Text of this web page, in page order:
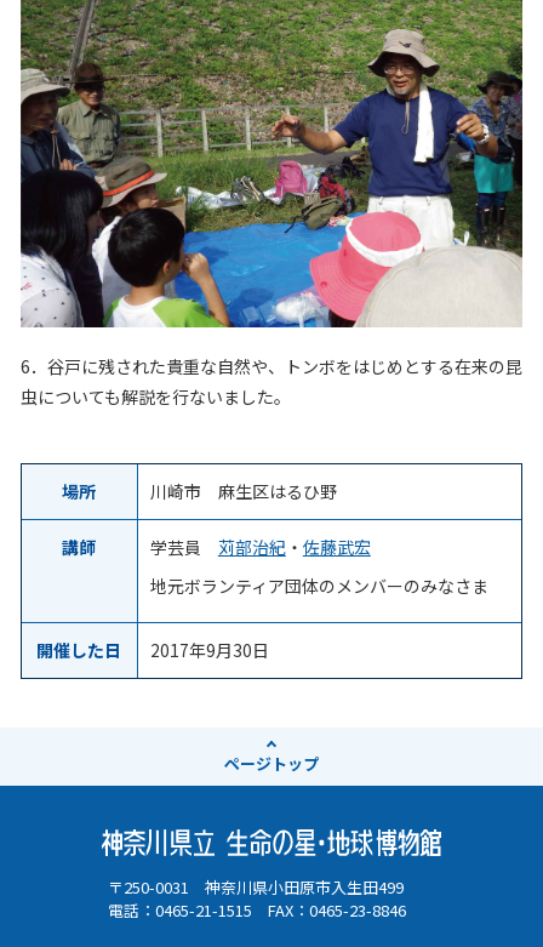
6．谷戸に残された貴重な自然や、トンボをはじめとする在来の昆
虫についても解説を行ないました。
場所 川崎市 麻生区はるひ野
講師 学芸員 苅部治紀・ 佐藤武宏
地元ボランティア団体のメンバーのみなさま
開催した日 2017年9月30日
ページトップ
〒250-0031 神奈川県小田原市入生田499
電話：0465-21-1515 FAX：0465-23-8846